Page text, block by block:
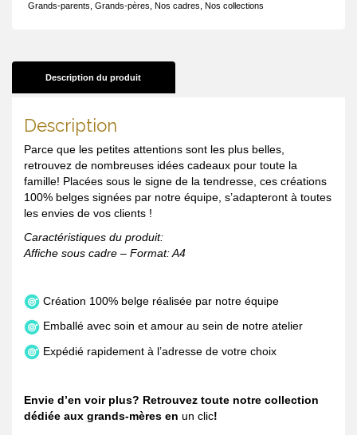
Grands-parents Grands-pères Nos cadres Nos collections
Description du produit
Description
Parce que les petites attentions sont les plus belles,
retrouvez de nombreuses idées cadeaux pour toute la
famille! Placées sous le signe de la tendresse, ces créations
100% belges signées par notre équipe, s’adapteront à toutes
les envies de vos clients !
Caractéristiques du produit:
Affiche sous cadre – Format: A4
Création 100% belge réalisée par notre équipe
Emballé avec soin et amour au sein de notre atelier
Expédié rapidement à l’adresse de votre choix
Envie d’en voir plus? Retrouvez toute notre collection
dédiée aux grands-mères en un clic!